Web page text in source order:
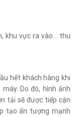
khu vực ra vào… thu
hết khách hàng khi
Do đó, hình ảnh
tải sẽ được tiếp cận
tạo ấn tượng mạnh